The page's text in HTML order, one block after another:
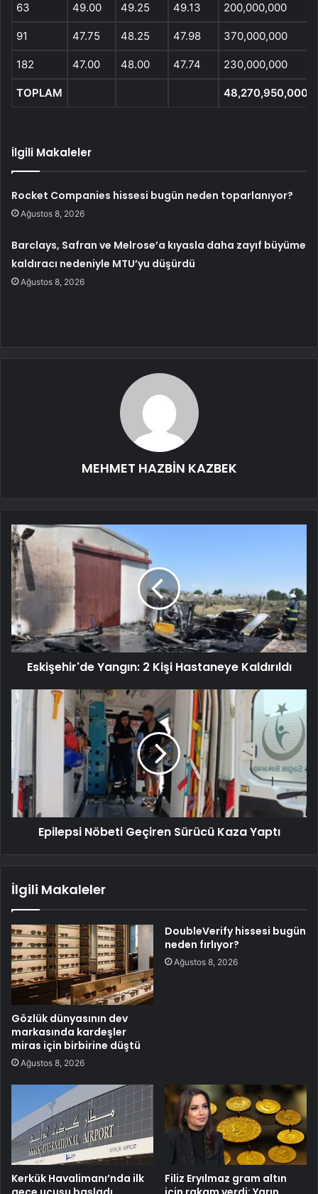
63 49.00 49.25 49.13 200,000,000
91 47.75 48.25 47.98 370,000,000
182 47.00 48.00 47.74 230,000,000
TOPLAM 48,270,950,000
İlgili Makaleler
Rocket Companies hissesi bugün neden toparlanıyor?
Ağustos 8, 2026
Barclays, Safran ve Melrose’a kıyasla daha zayıf büyüme
kaldıracı nedeniyle MTU’yu düşürdü
Ağustos 8, 2026
MEHMET HAZBİN KAZBEK
Eskişehir'de Yangın: 2 Kişi Hastaneye Kaldırıldı
Epilepsi Nöbeti Geçiren Sürücü Kaza Yaptı
İlgili Makaleler
Gözlük dünyasının dev
markasında kardeşler
miras için birbirine düştü
Ağustos 8, 2026
DoubleVerify hissesi bugün
neden fırlıyor?
Ağustos 8, 2026
Kerkük Havalimanı’nda ilk
Filiz Eryılmaz gram altın